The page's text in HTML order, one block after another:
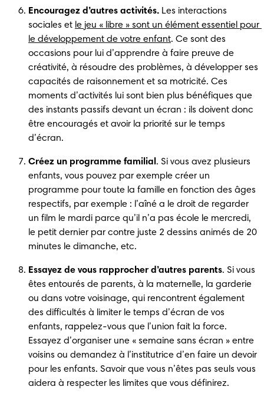
Encouragez d’autres activités. Les interactions
sociales et le jeu « libre » sont un élément essentiel pour
le développement de votre enfant. Ce sont des
occasions pour lui d’apprendre à faire preuve de
créativité, à résoudre des problèmes, à développer ses
capacités de raisonnement et sa motricité. Ces
moments d’activités lui sont bien plus bénéfiques que
des instants passifs devant un écran : ils doivent donc
être encouragés et avoir la priorité sur le temps
d’écran.
Créez un programme familial . Si vous avez plusieurs
enfants, vous pouvez par exemple créer un
programme pour toute la famille en fonction des âges
respectifs, par exemple : l’aîné a le droit de regarder
un film le mardi parce qu’il n’a pas école le mercredi,
le petit dernier par contre juste 2 dessins animés de 20
minutes le dimanche, etc.
Essayez de vous rapprocher d’autres parents. Si vous
êtes entourés de parents, à la maternelle, la garderie
ou dans votre voisinage, qui rencontrent également
des difficultés à limiter le temps d’écran de vos
enfants, rappelez-vous que l’union fait la force.
Essayez d’organiser une « semaine sans écran » entre
voisins ou demandez à l’institutrice d’en faire un devoir
pour les enfants. Savoir que vous n’êtes pas seuls vous
aidera à respecter les limites que vous définirez.